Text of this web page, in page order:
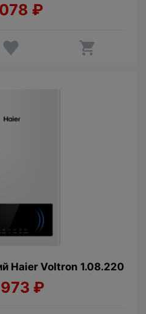
₽
Haier Voltron 1.08.220
₽